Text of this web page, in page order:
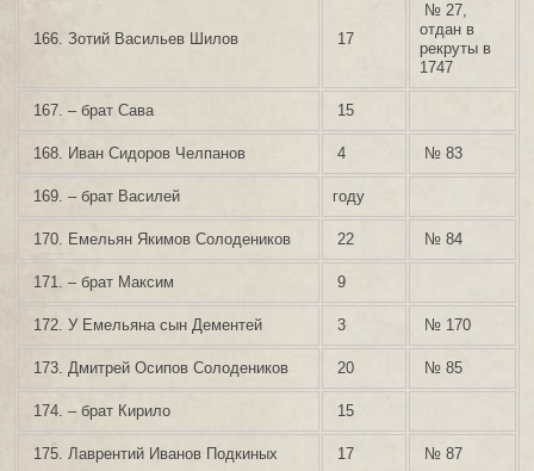
166. Зотий Васильев Шилов 17
№ 27,
отдан в
рекруты в
1747
167. – брат Сава 15
168. Иван Сидоров Челпанов 4 № 83
169. – брат Василей году
170. Емельян Якимов Солодеников 22 № 84
171. – брат Максим 9
172. У Емельяна сын Дементей 3 № 170
173. Дмитрей Осипов Солодеников 20 № 85
174. – брат Кирило 15
175. Лаврентий Иванов Подкиных 17 № 87